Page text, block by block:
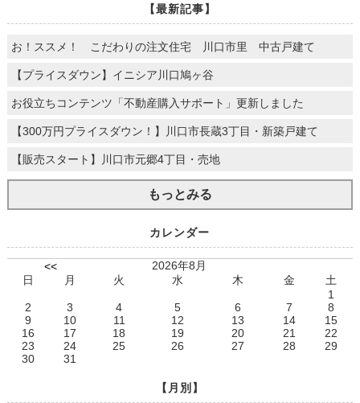
【最新記事】
お！ススメ！ こだわりの注文住宅 川口市里 中古戸建て
【プライスダウン】イニシア川口鳩ヶ谷
お役立ちコンテンツ「不動産購入サポート」更新しました
【300万円プライスダウン！】川口市長蔵3丁目・新築戸建て
【販売スタート】川口市元郷4丁目・売地
もっとみる
カレンダー
<<
2026年8月
日
月 火 水 木 金
土
1
2
3 4 5 6 7
8
9
10 11 12 13 14
15
16
17 18 19 20 21
22
23
24 25 26 27 28
29
30
31
【月別】